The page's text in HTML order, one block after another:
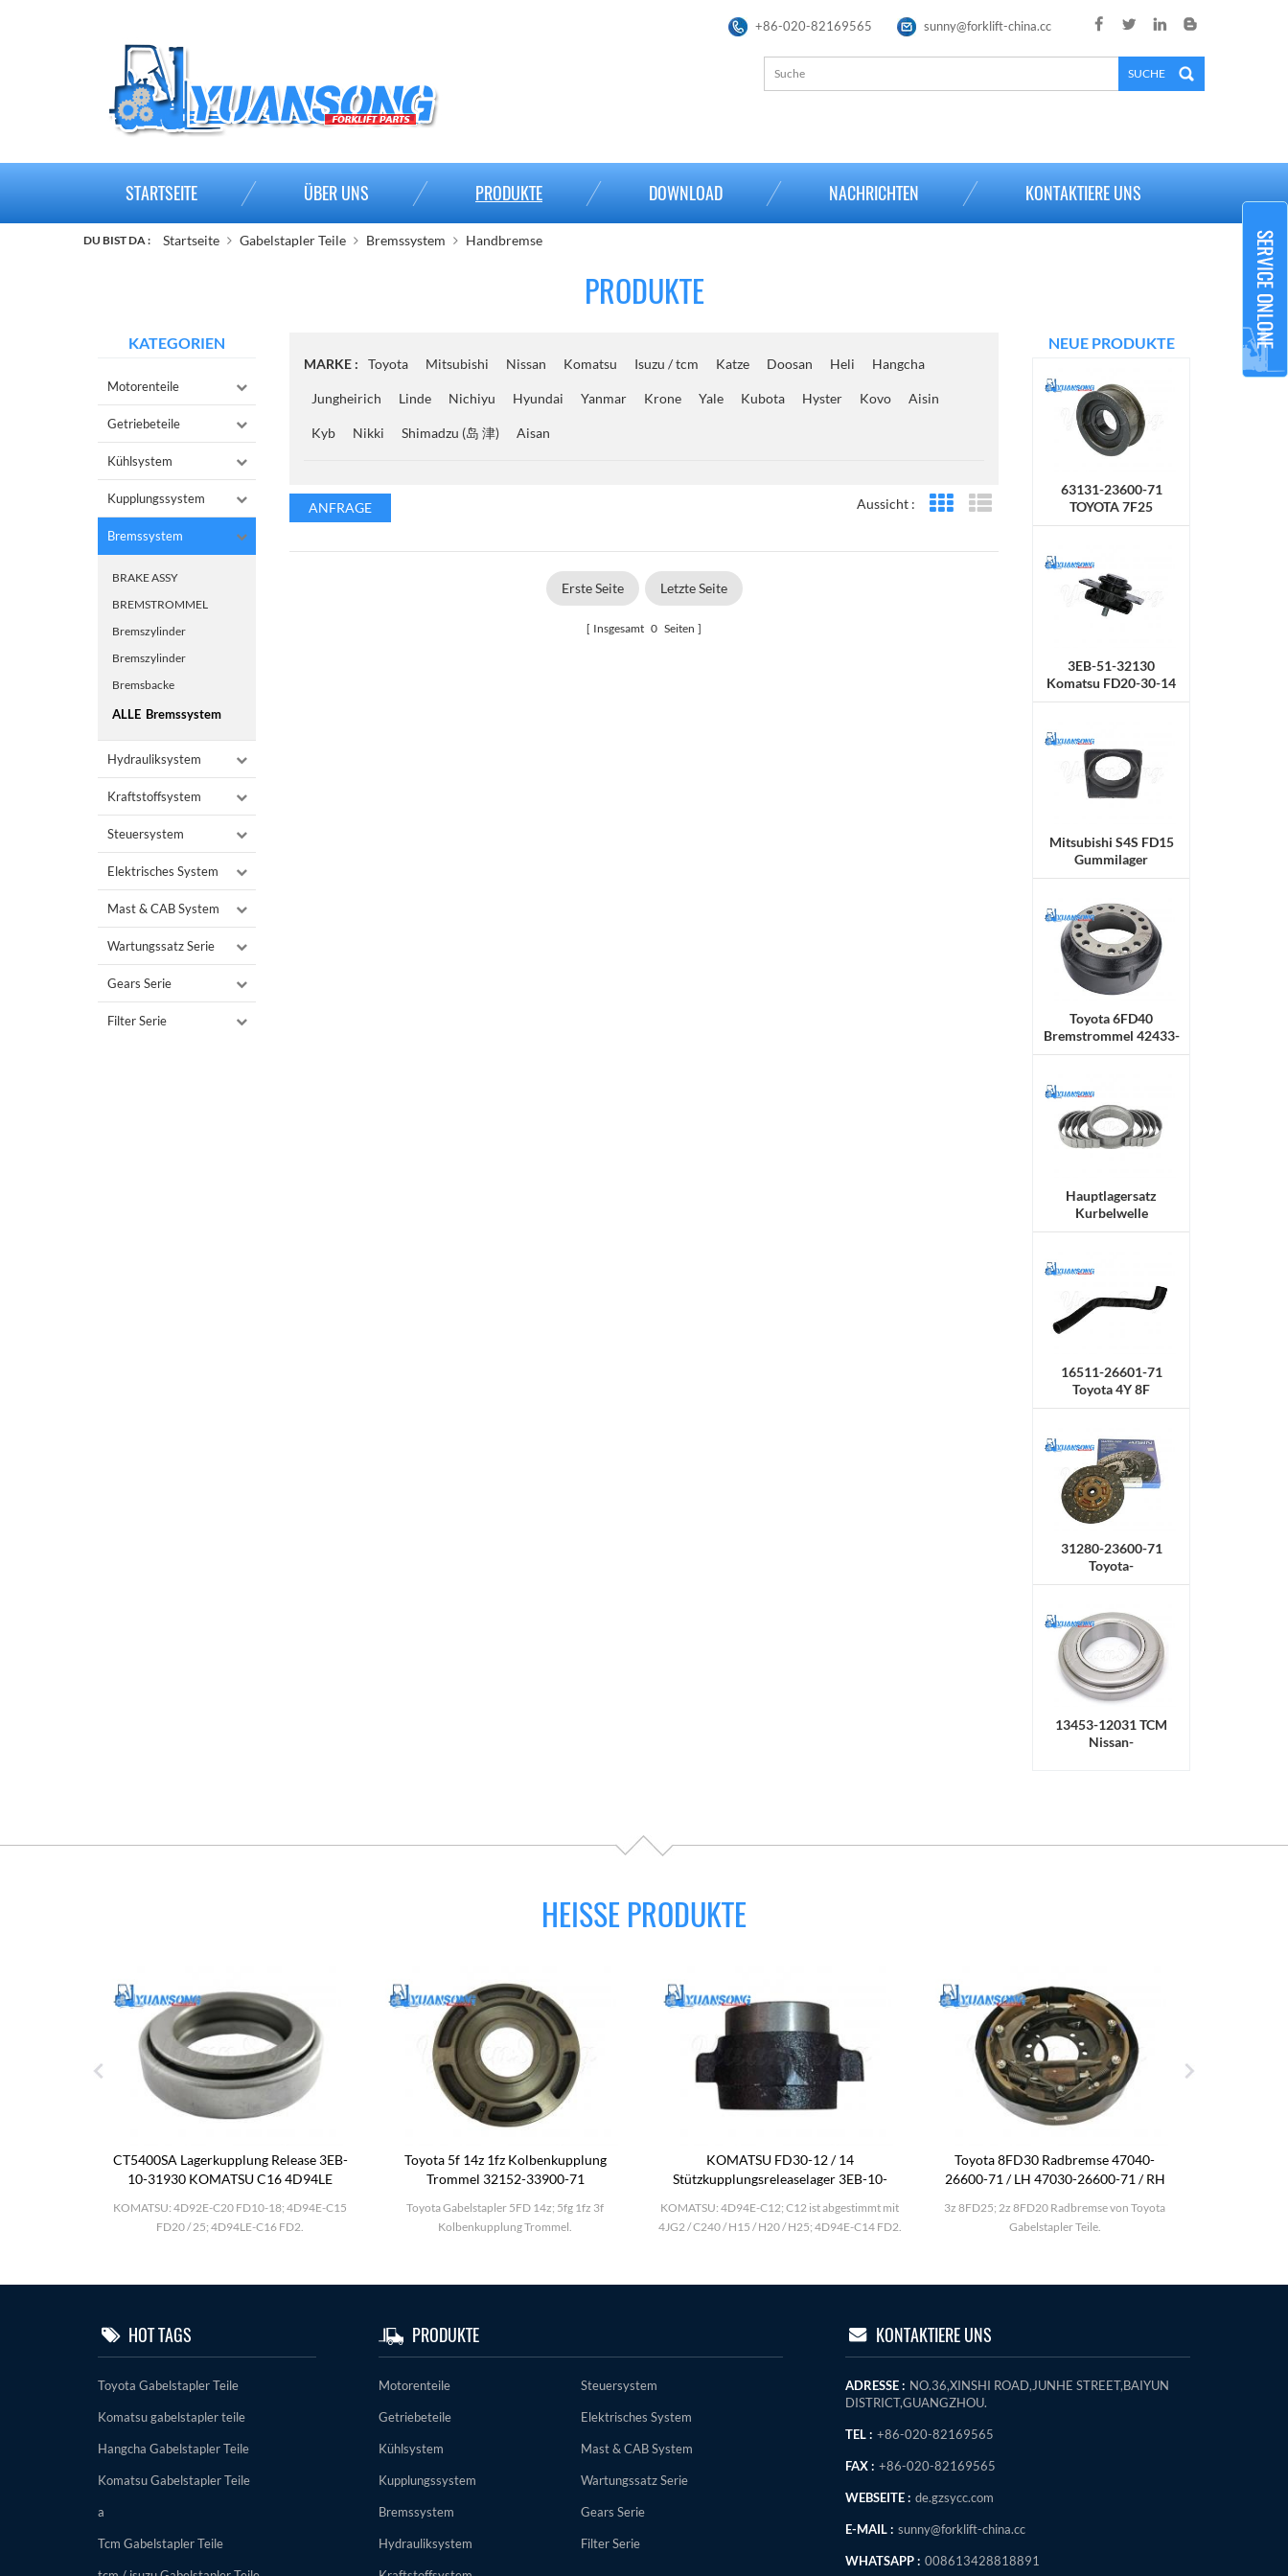
+86-020-82169565 sunny@forklift-china.cc
×
STARTSEITE ÜBER UNS PRODUKTE DOWNLOAD NACHRICHTEN KONTAKTIERE UNS
DU BIST DA : Startseite Gabelstapler Teile Bremssystem Handbremse
PRODUKTE
KATEGORIEN
Motorenteile
Getriebeteile
Kühlsystem
Kupplungssystem
Bremssystem
BRAKE ASSY
BREMSTROMMEL
Bremszylinder
Bremszylinder
Bremsbacke
ALLE Bremssystem
Hydrauliksystem
Kraftstoffsystem
Steuersystem
Elektrisches System
Mast & CAB System
Wartungssatz Serie
Gears Serie
Filter Serie
NEUE PRODUKTE
63131-23600-71
TOYOTA 7F25
Radkette
3EB-51-32130
Komatsu FD20-30-14
Gummihalterung
Mitsubishi S4S FD15
Gummilager
Toyota 6FD40
Bremstrommel 42433-
30551-71
Hauptlagersatz
Kurbelwelle
16511-26601-71
Toyota 4Y 8F
Kühlerschlauch,
31280-23600-71
Toyota-
Kupplungsscheibe
13453-12031 TCM
Nissan-
MARKE : Toyota Mitsubishi Nissan Komatsu Isuzu / tcm Katze Doosan Heli Hangcha
Jungheirich Linde Nichiyu Hyundai Yanmar Krone Yale Kubota Hyster Kovo Aisin
Kyb Nikki Shimadzu (岛 津) Aisan
ANFRAGE Aussicht : Rasteransicht
Erste Seite Letzte Seite
Insgesamt 0 Seiten
HEISSE PRODUKTE
CT5400SA Lagerkupplung Release 3EB-
10-31930 KOMATSU C16 4D94LE
KOMATSU: 4D92E-C20 FD10-18; 4D94E-C15
FD20 / 25; 4D94LE-C16 FD2.
Toyota 5f 14z 1fz Kolbenkupplung
Trommel 32152-33900-71
Toyota Gabelstapler 5FD 14z; 5fg 1fz 3f
Kolbenkupplung Trommel.
KOMATSU FD30-12 / 14
Stützkupplungsreleaselager 3EB-10-
KOMATSU: 4D94E-C12; C12 ist abgestimmt mit
4JG2 / C240 / H15 / H20 / H25; 4D94E-C14 FD2.
Toyota 8FD30 Radbremse 47040-
26600-71 / LH 47030-26600-71 / RH
3z 8FD25; 2z 8FD20 Radbremse von Toyota
Gabelstapler Teile.
HOT TAGS
Toyota Gabelstapler Teile
Komatsu gabelstapler teile
Hangcha Gabelstapler Teile
Komatsu Gabelstapler Teile
a
Tcm Gabelstapler Teile
PRODUKTE
Motorenteile
Getriebeteile
Kühlsystem
Kupplungssystem
Bremssystem
Hydrauliksystem
Steuersystem
Elektrisches System
Mast & CAB System
Wartungssatz Serie
Gears Serie
Filter Serie
KONTAKTIERE UNS
ADRESSE : NO.36,XINSHI ROAD,JUNHE STREET,BAIYUN
DISTRICT,GUANGZHOU.
TEL : +86-020-82169565
FAX : +86-020-82169565
WEBSEITE : de.gzsycc.com
E-MAIL : sunny@forklift-china.cc
WHATSAPP : 008613428818891